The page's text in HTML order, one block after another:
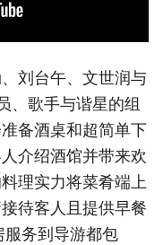
刘台午、文世润与
、歌手与谐星的组
备酒桌和超简单下
介绍酒馆并带来欢
理实力将菜肴端上
待客人且提供早餐
服务到导游都包